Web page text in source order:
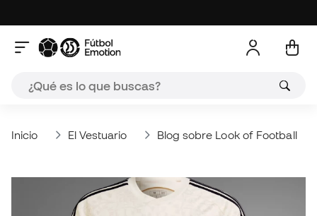
Inicio El Vestuario Blog sobre Look of Football